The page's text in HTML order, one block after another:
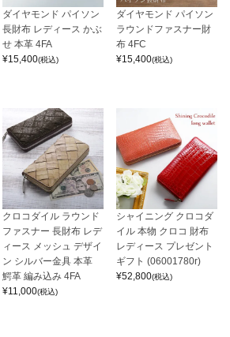
ダイヤモンド パイソン
長財布 レディース かぶ
せ 本革 4FA
¥15,400(税込)
ダイヤモンド パイソン
ラウンドファスナー財
布 4FC
¥15,400(税込)
クロコダイル ラウンド
ファスナー 長財布 レデ
ィース メッシュ デザイ
ン シルバー金具 本革
鰐革 編み込み 4FA
¥11,000(税込)
シャイニング クロコダ
イル 本物 クロコ 財布
レディース プレゼント
ギフト (06001780r)
¥52,800(税込)